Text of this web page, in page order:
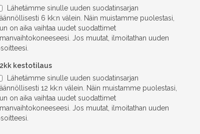
Lähetämme sinulle uuden suodatinsarjan
6 kk:n välein. Näin muistamme puolestasi,
on aika vaihtaa uudet suodattimet
Jos muutat, ilmoitathan uuden
kestotilaus
Lähetämme sinulle uuden suodatinsarjan
12 kk:n välein. Näin muistamme puolestasi,
on aika vaihtaa uudet suodattimet
Jos muutat, ilmoitathan uuden